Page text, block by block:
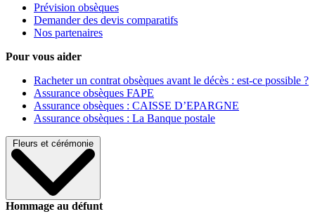
Prévision obsèques
Demander des devis comparatifs
Nos partenaires
Pour vous aider
Racheter un contrat obsèques avant le décès : est-ce possible ?
Assurance obsèques FAPE
Assurance obsèques : CAISSE D’EPARGNE
Assurance obsèques : La Banque postale
Fleurs et cérémonie
Hommage au défunt